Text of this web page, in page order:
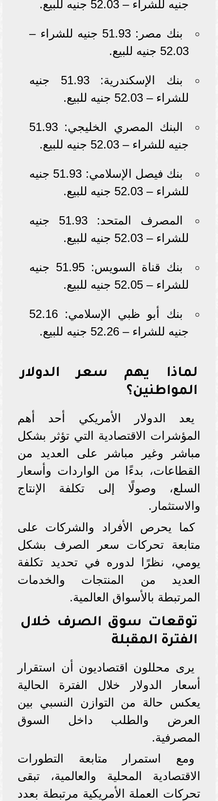
جنيه للشراء – 52.03 جنيه للبيع.
بنك مصر: 51.93 جنيه للشراء –
52.03 جنيه للبيع.
بنك الإسكندرية: 51.93 جنيه
للشراء – 52.03 جنيه للبيع.
البنك المصري الخليجي: 51.93
جنيه للشراء – 52.03 جنيه للبيع.
بنك فيصل الإسلامي: 51.93 جنيه
للشراء – 52.03 جنيه للبيع.
المصرف المتحد: 51.93 جنيه
للشراء – 52.03 جنيه للبيع.
بنك قناة السويس: 51.95 جنيه
للشراء – 52.05 جنيه للبيع.
بنك أبو ظبي الإسلامي: 52.16
جنيه للشراء – 52.26 جنيه للبيع.
لماذا يهم سعر الدولار
المواطنين؟
يعد الدولار الأمريكي أحد أهم
المؤشرات الاقتصادية التي تؤثر بشكل
مباشر وغير مباشر على العديد من
القطاعات، بدءًا من الواردات وأسعار
السلع، وصولًا إلى تكلفة الإنتاج
والاستثمار.
كما يحرص الأفراد والشركات على
متابعة تحركات سعر الصرف بشكل
يومي، نظرًا لدوره في تحديد تكلفة
العديد من المنتجات والخدمات
المرتبطة بالأسواق العالمية.
توقعات سوق الصرف خلال
الفترة المقبلة
يرى محللون اقتصاديون أن استقرار
أسعار الدولار خلال الفترة الحالية
يعكس حالة من التوازن النسبي بين
العرض والطلب داخل السوق
المصرفية.
ومع استمرار متابعة التطورات
الاقتصادية المحلية والعالمية، تبقى
تحركات العملة الأمريكية مرتبطة بعدد